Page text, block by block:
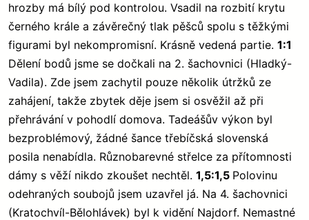
hrozby má bílý pod kontrolou. Vsadil na rozbití krytu
černého krále a závěrečný tlak pěšců spolu s těžkými
figurami byl nekompromisní. Krásně vedená partie. 1:1
Dělení bodů jsme se dočkali na 2. šachovnici (Hladký-
Vadila). Zde jsem zachytil pouze několik útržků ze
zahájení, takže zbytek děje jsem si osvěžil až při
přehrávání v pohodlí domova. Tadeášův výkon byl
bezproblémový, žádné šance třebíčská slovenská
posila nenabídla. Různobarevné střelce za přítomnosti
dámy s věží nikdo zkoušet nechtěl. 1,5:1,5 Polovinu
odehraných soubojů jsem uzavřel já. Na 4. šachovnici
(Kratochvíl-Bělohlávek) byl k vidění Najdorf. Nemastné